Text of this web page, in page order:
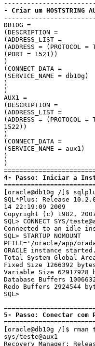
- Criar um HOSTSTRING
DB10G =
(DESCRIPTION =
(ADDRESS_LIST =
(ADDRESS = (PROTOCOL
(PORT = 1521))
)
(CONNECT_DATA =
(SERVICE_NAME = db10g)
)
)
AUX1 =
(DESCRIPTION =
(ADDRESS_LIST =
(ADDRESS = (PROTOCOL
1522))
)
(CONNECT_DATA =
(SERVICE_NAME = aux1)
)
)
4- Passo: Iniciar a
[oracle@db10g /]$
SQL*Plus: Release
14 22:19:09 2009
Copyright (c) 1982,
SQL> CONNECT SYS/
Connected to an idle
SQL> STARTUP NOMOUNT
PFILE='/oracle/app/
ORACLE instance started.
Total System Global
Fixed Size 1266392
Variable Size 62917928
Database Buffers
Redo Buffers 2924544
SQL>
5- Passo: Conectar com
[oracle@db10g /]$
sys/teste@aux1
Recovery Manager: